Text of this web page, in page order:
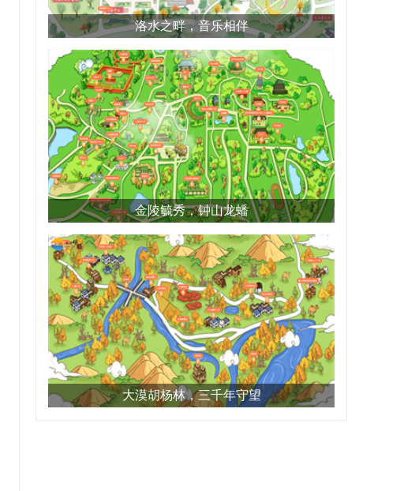
洛水之畔，音乐相伴
金陵毓秀，钟山龙蟠
大漠胡杨林，三千年守望